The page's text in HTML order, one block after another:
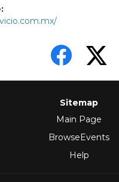
Sitemap
Main Page
BrowseEvents
Help